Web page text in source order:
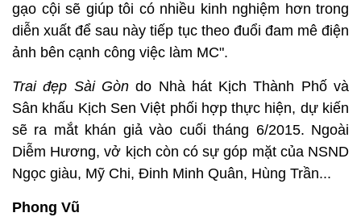
gạo cội sẽ giúp tôi có nhiều kinh nghiệm hơn trong
diễn xuất để sau này tiếp tục theo đuổi đam mê điện
ảnh bên cạnh công việc làm MC".
Trai đẹp Sài Gòndo Nhà hát Kịch Thành Phố và
Sân khấu Kịch Sen Việt phối hợp thực hiện, dự kiến
sẽ ra mắt khán giả vào cuối tháng 6/2015. Ngoài
Diễm Hương, vở kịch còn có sự góp mặt của NSND
Ngọc giàu, Mỹ Chi, Đinh Minh Quân, Hùng Trần...
Phong Vũ